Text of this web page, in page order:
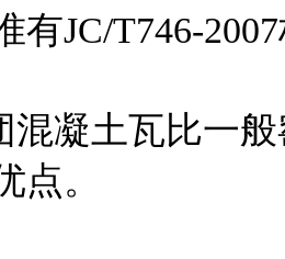
有JC/T746-
混凝土瓦比一
点。